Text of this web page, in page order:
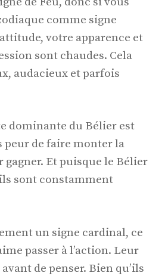
comme signe
votre apparence et
sont chaudes. Cela
audacieux et parfois
dominante du Bélier est
peur de faire monter la
Et puisque le Bélier
sont constamment
un signe cardinal, ce
passer à l’action. Leur
de penser. Bien qu’ils